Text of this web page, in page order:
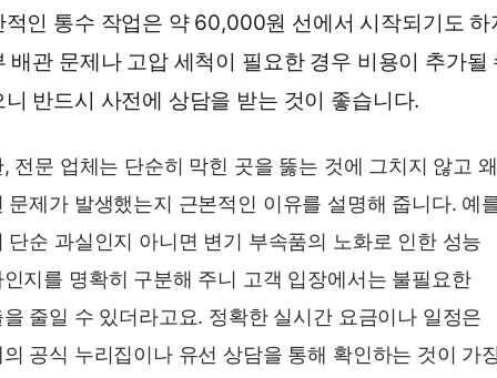
적인 통수 작업은 약 60,000원 선에서 시작되기도 하
배관 문제나 고압 세척이 필요한 경우 비용이 추가될
니 반드시 사전에 상담을 받는 것이 좋습니다.
전문 업체는 단순히 막힌 곳을 뚫는 것에 그치지 않고 왜
문제가 발생했는지 근본적인 이유를 설명해 줍니다. 예
단순 과실인지 아니면 변기 부속품의 노화로 인한 성능
지를 명확히 구분해 주니 고객 입장에서는 불필요한
줄일 수 있더라고요. 정확한 실시간 요금이나 일정은
공식 누리집이나 유선 상담을 통해 확인하는 것이 가